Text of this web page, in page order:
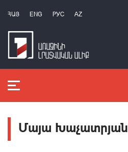
ՀԱՅ ENG РУС AZ
Մայա Խաչատրյան